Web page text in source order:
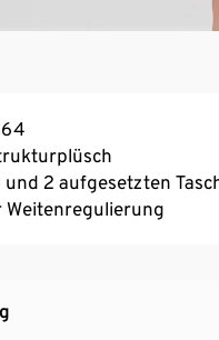
2 aufgesetzten